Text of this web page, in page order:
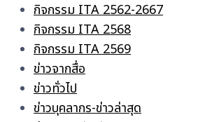
กิจกรรม ITA 2562-2667
กิจกรรม ITA 2568
กิจกรรม ITA 2569
ข่าวจากสื่อ
ข่าวทั่วไป
ข่าวบุคลากร-ข่าวล่าสุด